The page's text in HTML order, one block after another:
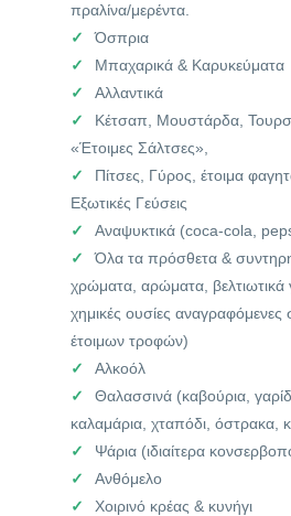
πραλίνα/μερέντα.
Όσπρια
Μπαχαρικά & Καρυκεύματα
Αλλαντικά
Κέτσαπ, Μουστάρδα,
«Έτοιμες Σάλτσες»,
Πίτσες, Γύρος, έτοιμα
Εξωτικές Γεύσεις
Αναψυκτικά (coca-cola,
Όλα τα πρόσθετα &
χρώματα, αρώματα, βελτιωτικά
χημικές ουσίες
έτοιμων τροφών)
Αλκοόλ
Θαλασσινά (καβούρια,
καλαμάρια, χταπόδι, όστρακα,
Ψάρια (ιδιαίτερα
Ανθόμελο
Χοιρινό κρέας & κυνήγι